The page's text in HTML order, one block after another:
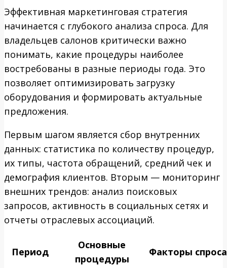
Эффективная маркетинговая стратегия
начинается с глубокого анализа спроса. Для
владельцев салонов критически важно
понимать, какие процедуры наиболее
востребованы в разные периоды года. Это
позволяет оптимизировать загрузку
оборудования и формировать актуальные
предложения.
Первым шагом является сбор внутренних
данных: статистика по количеству процедур,
их типы, частота обращений, средний чек и
демография клиентов. Вторым — мониторинг
внешних трендов: анализ поисковых
запросов, активность в социальных сетях и
отчеты отраслевых ассоциаций.
Период
Основные
процедуры
Факторы спроса